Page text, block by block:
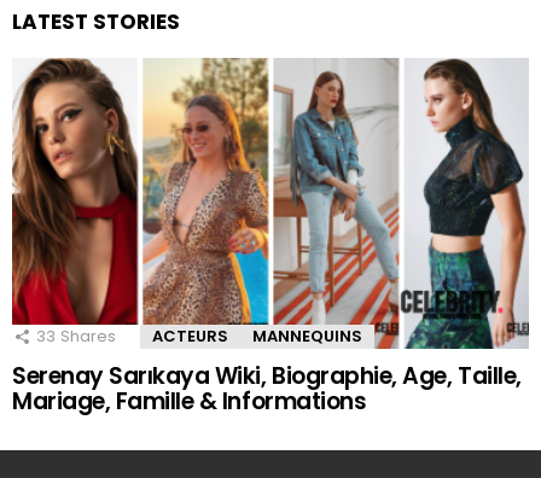
LATEST STORIES
33 Shares ACTEURS MANNEQUINS
Serenay Sarıkaya Wiki, Biographie, Age, Taille,
Mariage, Famille & Informations